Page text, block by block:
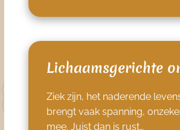
Lichaamsgerichte
Ziek zijn, het naderende
brengt vaak spanning,
mee. Juist dan is rust…